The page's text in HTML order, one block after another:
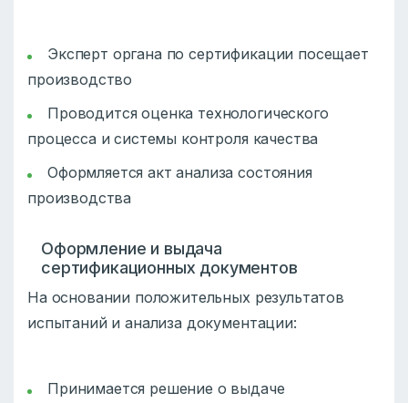
Эксперт органа по сертификации посещает
производство
Проводится оценка технологического
процесса и системы контроля качества
Оформляется акт анализа состояния
производства
Оформление и выдача
сертификационных документов
На основании положительных результатов
испытаний и анализа документации:
Принимается решение о выдаче